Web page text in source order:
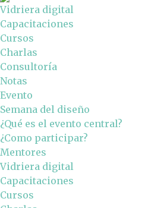
Vidriera digital
Capacitaciones
Cursos
Charlas
Consultoría
Notas
Evento
Semana del diseño
¿Qué es el evento central?
¿Como participar?
Mentores
Vidriera digital
Capacitaciones
Cursos